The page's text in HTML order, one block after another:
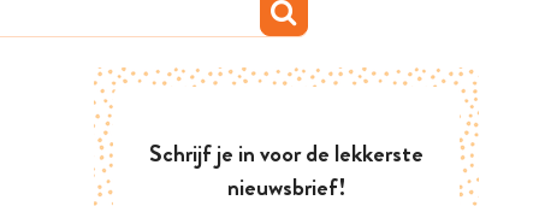
Schrijf je in voor de lekkerste
nieuwsbrief!